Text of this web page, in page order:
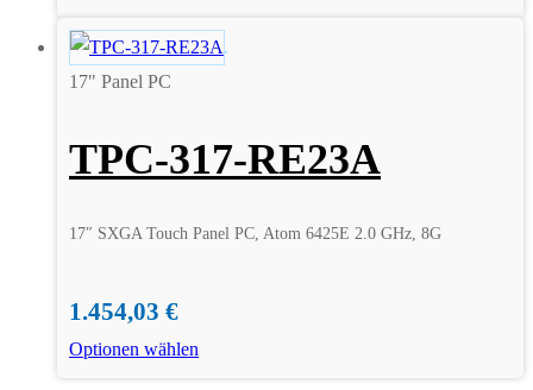
17" Panel PC
TPC-317-RE23A
17″ SXGA Touch Panel PC, Atom 6425E 2.0 GHz, 8G
1.454,03 €
Optionen wählen